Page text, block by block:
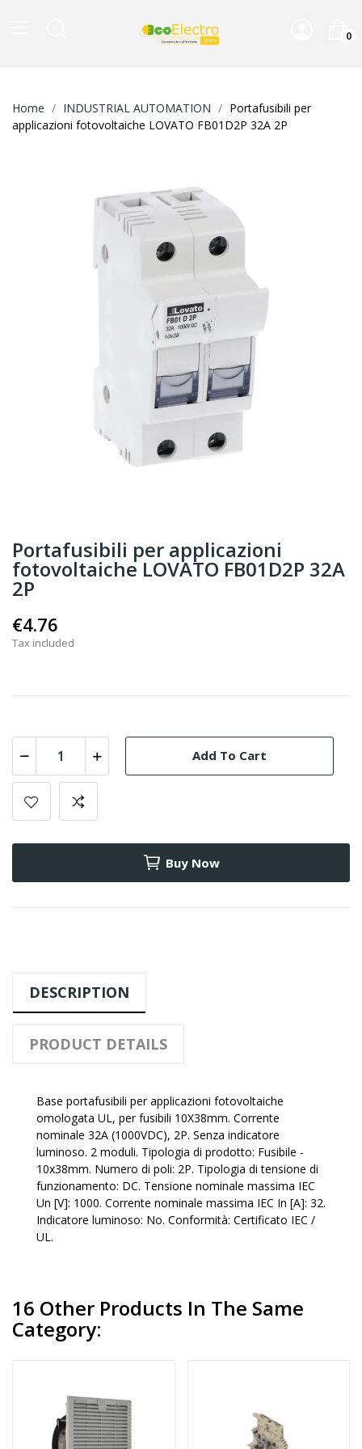
0
Home INDUSTRIAL AUTOMATION
Portafusibili per
applicazioni fotovoltaiche LOVATO FB01D2P 32A 2P
Portafusibili per applicazioni
fotovoltaiche LOVATO FB01D2P 32A
2P
€4.76
Tax included
Add To Cart
Buy Now
DESCRIPTION
PRODUCT DETAILS
Base portafusibili per applicazioni fotovoltaiche
omologata UL, per fusibili 10X38mm. Corrente
nominale 32A (1000VDC), 2P. Senza indicatore
luminoso. 2 moduli. Tipologia di prodotto: Fusibile -
10x38mm. Numero di poli: 2P. Tipologia di tensione di
funzionamento: DC. Tensione nominale massima IEC
Un [V]: 1000. Corrente nominale massima IEC In [A]: 32.
Indicatore luminoso: No. Conformità: Certificato IEC /
UL.
16 Other Products In The Same
Category: